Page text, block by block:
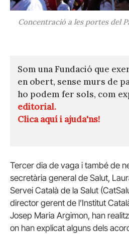
Concentració a les portes del
Som una Fundació que
en obert, sense murs de
ho podem fer sols, com
editorial.
Clica aquí i ajuda'ns!
Tercer dia de vaga i també de
secretària general de Salut,
Servei Català de la Salut
director gerent de l’Institut
Josep Maria Argimon, han
on han explicat alguns dels